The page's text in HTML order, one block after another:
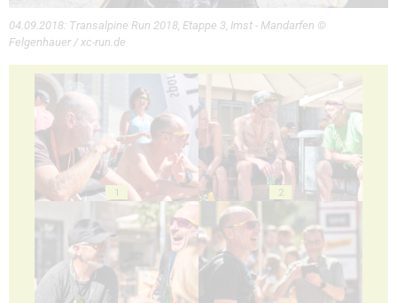
04.09.2018: Transalpine Run 2018, Etappe 3, Imst - Mandarfen ©
Felgenhauer / xc-run.de
1 2